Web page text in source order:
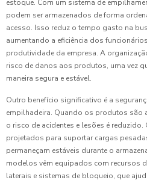
estoque. Com um sistema de
podem ser armazenados de forma
acesso. Isso reduz o tempo gasto na
aumentando a eficiência dos
produtividade da empresa. A
risco de danos aos produtos, uma vez
maneira segura e estável.
Outro benefício significativo é a
empilhadeira. Quando os produtos são
o risco de acidentes e lesões é
projetados para suportar cargas
permaneçam estáveis durante o
modelos vêm equipados com recursos
laterais e sistemas de bloqueio, que